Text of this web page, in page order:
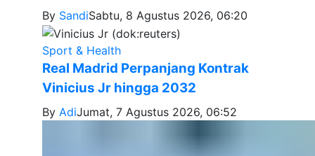
By SandiSabtu, 8 Agustus 2026, 06:20
Sport & Health
Real Madrid Perpanjang Kontrak
Vinicius Jr hingga 2032
By AdiJumat, 7 Agustus 2026, 06:52